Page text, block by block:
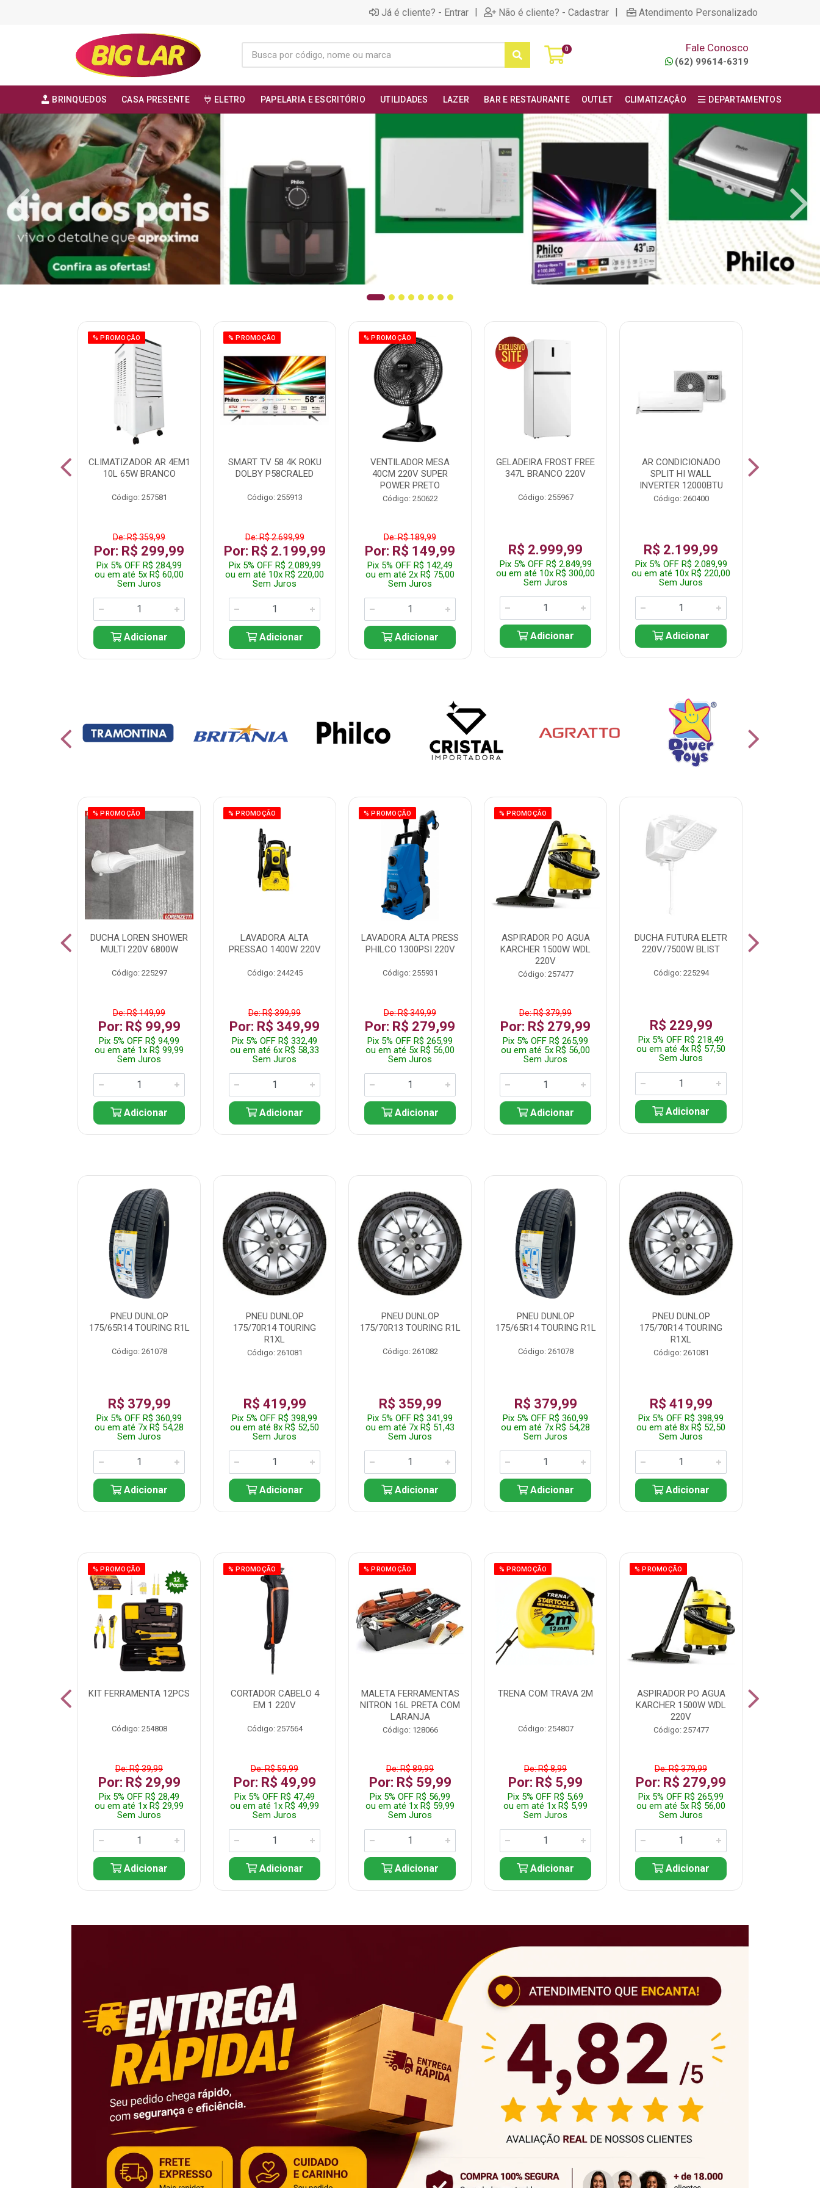
Já é cliente? - Entrar | Não é cliente? - Cadastrar | Atendimento Personalizado
0 Fale Conosco
(62) 99614-6319
BRINQUEDOS CASA PRESENTE ELETRO PAPELARIA E ESCRITÓRIO UTILIDADES LAZER BAR E RESTAURANTE OUTLET CLIMATIZAÇÃO DEPARTAMENTOS
% PROMOÇÃO
CLIMATIZADOR AR 4EM1
10L 65W BRANCO
Código: 257581
De: R$ 359,99
Por: R$ 299,99
Pix 5% OFF R$ 284,99
ou em até 5x R$ 60,00
Sem Juros
Adicionar
% PROMOÇÃO
SMART TV 58 4K ROKU
DOLBY P58CRALED
Código: 255913
De: R$ 2.699,99
Por: R$ 2.199,99
Pix 5% OFF R$ 2.089,99
ou em até 10x R$ 220,00
Sem Juros
Adicionar
% PROMOÇÃO
VENTILADOR MESA
40CM 220V SUPER
POWER PRETO
Código: 250622
De: R$ 189,99
Por: R$ 149,99
Pix 5% OFF R$ 142,49
ou em até 2x R$ 75,00
Sem Juros
Adicionar
GELADEIRA FROST FREE
347L BRANCO 220V
Código: 255967
R$ 2.999,99
Pix 5% OFF R$ 2.849,99
ou em até 10x R$ 300,00
Sem Juros
Adicionar
AR CONDICIONADO
SPLIT HI WALL
INVERTER 12000BTU
Código: 260400
R$ 2.199,99
Pix 5% OFF R$ 2.089,99
ou em até 10x R$ 220,00
Sem Juros
Adicionar
% PROMOÇÃO
DUCHA LOREN SHOWER
MULTI 220V 6800W
Código: 225297
De: R$ 149,99
Por: R$ 99,99
Pix 5% OFF R$ 94,99
ou em até 1x R$ 99,99
Sem Juros
Adicionar
% PROMOÇÃO
LAVADORA ALTA
PRESSAO 1400W 220V
Código: 244245
De: R$ 399,99
Por: R$ 349,99
Pix 5% OFF R$ 332,49
ou em até 6x R$ 58,33
Sem Juros
Adicionar
% PROMOÇÃO
LAVADORA ALTA PRESS
PHILCO 1300PSI 220V
Código: 255931
De: R$ 349,99
Por: R$ 279,99
Pix 5% OFF R$ 265,99
ou em até 5x R$ 56,00
Sem Juros
Adicionar
% PROMOÇÃO
ASPIRADOR PO AGUA
KARCHER 1500W WDL
220V
Código: 257477
De: R$ 379,99
Por: R$ 279,99
Pix 5% OFF R$ 265,99
ou em até 5x R$ 56,00
Sem Juros
Adicionar
DUCHA FUTURA ELETR
220V/7500W BLIST
Código: 225294
R$ 229,99
Pix 5% OFF R$ 218,49
ou em até 4x R$ 57,50
Sem Juros
Adicionar
PNEU DUNLOP
175/65R14 TOURING R1L
Código: 261078
R$ 379,99
Pix 5% OFF R$ 360,99
ou em até 7x R$ 54,28
Sem Juros
Adicionar
PNEU DUNLOP
175/70R14 TOURING
R1XL
Código: 261081
R$ 419,99
Pix 5% OFF R$ 398,99
ou em até 8x R$ 52,50
Sem Juros
Adicionar
PNEU DUNLOP
175/70R13 TOURING R1L
Código: 261082
R$ 359,99
Pix 5% OFF R$ 341,99
ou em até 7x R$ 51,43
Sem Juros
Adicionar
PNEU DUNLOP
175/65R14 TOURING R1L
Código: 261078
R$ 379,99
Pix 5% OFF R$ 360,99
ou em até 7x R$ 54,28
Sem Juros
Adicionar
PNEU DUNLOP
175/70R14 TOURING
R1XL
Código: 261081
R$ 419,99
Pix 5% OFF R$ 398,99
ou em até 8x R$ 52,50
Sem Juros
Adicionar
% PROMOÇÃO
KIT FERRAMENTA 12PCS
Código: 254808
De: R$ 39,99
Por: R$ 29,99
Pix 5% OFF R$ 28,49
ou em até 1x R$ 29,99
Sem Juros
Adicionar
% PROMOÇÃO
CORTADOR CABELO 4
EM 1 220V
Código: 257564
De: R$ 59,99
Por: R$ 49,99
Pix 5% OFF R$ 47,49
ou em até 1x R$ 49,99
Sem Juros
Adicionar
% PROMOÇÃO
MALETA FERRAMENTAS
NITRON 16L PRETA COM
LARANJA
Código: 128066
De: R$ 89,99
Por: R$ 59,99
Pix 5% OFF R$ 56,99
ou em até 1x R$ 59,99
Sem Juros
Adicionar
% PROMOÇÃO
TRENA COM TRAVA 2M
Código: 254807
De: R$ 8,99
Por: R$ 5,99
Pix 5% OFF R$ 5,69
ou em até 1x R$ 5,99
Sem Juros
Adicionar
% PROMOÇÃO
ASPIRADOR PO AGUA
KARCHER 1500W WDL
220V
Código: 257477
De: R$ 379,99
Por: R$ 279,99
Pix 5% OFF R$ 265,99
ou em até 5x R$ 56,00
Sem Juros
Adicionar